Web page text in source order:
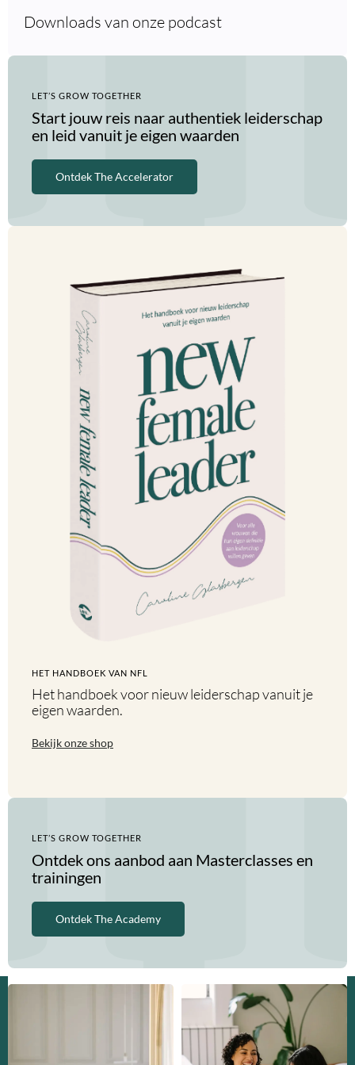
Downloads van onze podcast
LET’S GROW TOGETHER
Start jouw reis naar authentiek leiderschap
en leid vanuit je eigen waarden
Ontdek The Accelerator
HET HANDBOEK VAN NFL
Het handboek voor nieuw leiderschap vanuit je
eigen waarden.
Bekijk onze shop
LET’S GROW TOGETHER
Ontdek ons aanbod aan Masterclasses en
trainingen
Ontdek The Academy